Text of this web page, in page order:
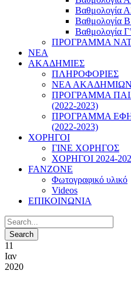
Βαθμολογία
Βαθμολογία
Βαθμολογία
ΠΡΟΓΡΑΜΜΑ
ΝΕΑ
ΑΚΑΔΗΜΙΕΣ
ΠΛΗΡΟΦΟΡΙΕΣ
ΝΕΑ ΑΚΑΔΗΜΙΩΝ
ΠΡΟΓΡΑΜΜΑ
(2022-2023)
ΠΡΟΓΡΑΜΜΑ
(2022-2023)
ΧΟΡΗΓΟΙ
ΓΙΝΕ ΧΟΡΗΓΟΣ
ΧΟΡΗΓΟΙ 2024-
FANZONE
Φωτογραφικό υλικό
Videos
ΕΠΙΚΟΙΝΩΝΙΑ
11
Ιαν
2020